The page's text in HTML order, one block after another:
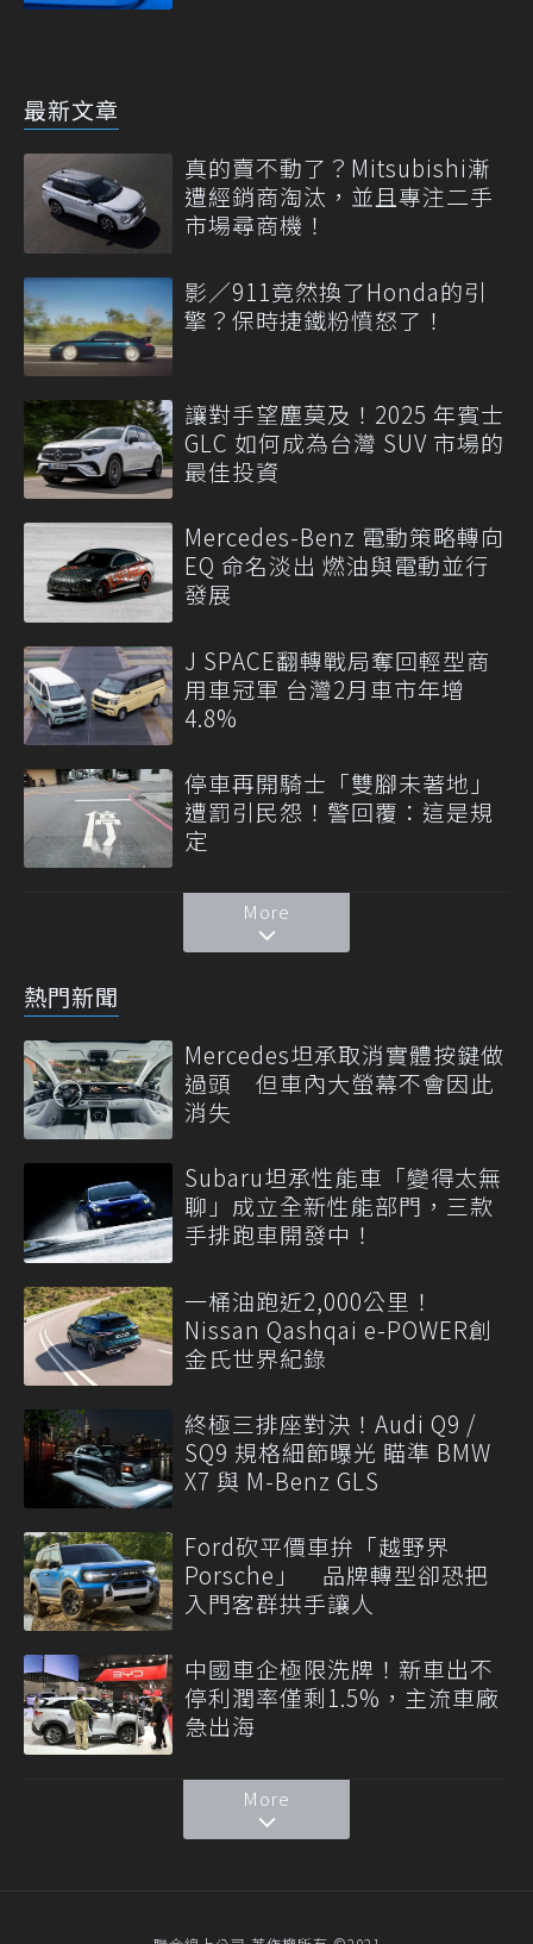
最新文章
真的賣不動了？Mitsubishi漸
遭經銷商淘汰，並且專注二手
市場尋商機！
影／911竟然換了Honda的引
擎？保時捷鐵粉憤怒了！
讓對手望塵莫及！2025 年賓士
GLC 如何成為台灣 SUV 市場的
最佳投資
Mercedes-Benz 電動策略轉向
EQ 命名淡出 燃油與電動並行
發展
J SPACE翻轉戰局奪回輕型商
用車冠軍 台灣2月車市年增
4.8%
停車再開騎士「雙腳未著地」
遭罰引民怨！警回覆：這是規
定
More
熱門新聞
Mercedes坦承取消實體按鍵做
過頭 但車內大螢幕不會因此
消失
Subaru坦承性能車「變得太無
聊」成立全新性能部門，三款
手排跑車開發中！
一桶油跑近2,000公里！
Nissan Qashqai e-POWER創
金氏世界紀錄
終極三排座對決！Audi Q9 /
SQ9 規格細節曝光 瞄準 BMW
X7 與 M-Benz GLS
Ford砍平價車拚「越野界
Porsche」 品牌轉型卻恐把
入門客群拱手讓人
中國車企極限洗牌！新車出不
停利潤率僅剩1.5%，主流車廠
急出海
More